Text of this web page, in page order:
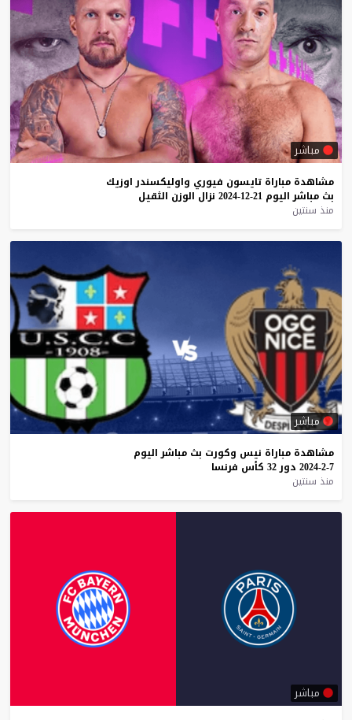
مباشر
مشاهدة مباراة تايسون فيوري واوليكسندر اوزيك
بث مباشر اليوم 21-12-2024 نزال الوزن الثقيل
منذ سنتين
مباشر
مشاهدة مباراة نيس وكورت بث مباشر اليوم
7-2-2024
دور32 كأس فرنسا
منذ سنتين
مباشر